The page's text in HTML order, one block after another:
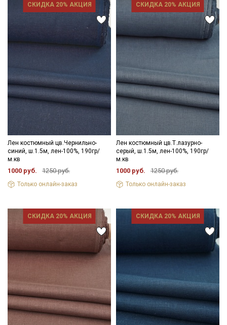
СКИДКА 20% АКЦИЯ
Лен костюмный цв.Чернильно-
синий, ш.1.5м, лен-100%, 190гр/
м.кв
1000 руб. 1250 руб.
Только онлайн-заказ
СКИДКА 20% АКЦИЯ
Лен костюмный цв.Т.лазурно-
серый, ш.1.5м, лен-100%, 190гр/
м.кв
1000 руб. 1250 руб.
Только онлайн-заказ
СКИДКА 20% АКЦИЯ СКИДКА 20% АКЦИЯ